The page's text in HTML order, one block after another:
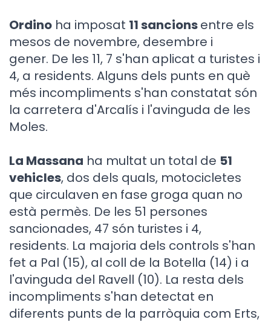
Ordino ha imposat 11 sancionsentre els
mesos de novembre, desembre i
gener. De les 11, 7 s'han aplicat a turistes i
4, a residents. Alguns dels punts en què
més incompliments s'han constatat són
la carretera d'Arcalís i l'avinguda de les
Moles.
La Massana ha multat un total de 51
vehicles, dos dels quals, motocicletes
que circulaven en fase groga quan no
està permès. De les 51 persones
sancionades, 47 són turistes i 4,
residents. La majoria dels controls s'han
fet a Pal (15), al coll de la Botella (14) i a
l'avinguda del Ravell (10). La resta dels
incompliments s'han detectat en
diferents punts de la parròquia com Erts,